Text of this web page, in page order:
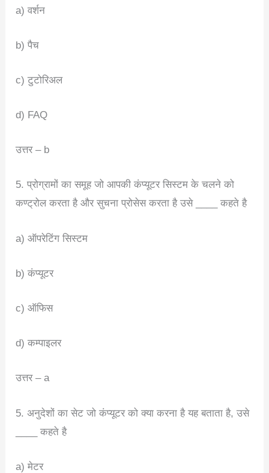
a) वर्शन
b) पैच
c) टुटोरिअल
d) FAQ
उत्तर – b
5. प्रोग्रामों का समूह जो आपकी कंप्यूटर सिस्टम के चलने को
कण्ट्रोल करता है और सुचना प्रोसेस करता है उसे ____ कहते है
a) ऑपरेटिंग सिस्टम
b) कंप्यूटर
c) ऑफिस
d) कम्पाइलर
उत्तर – a
5. अनुदेशों का सेट जो कंप्यूटर को क्या करना है यह बताता है, उसे
____ कहते है
a) मेटर